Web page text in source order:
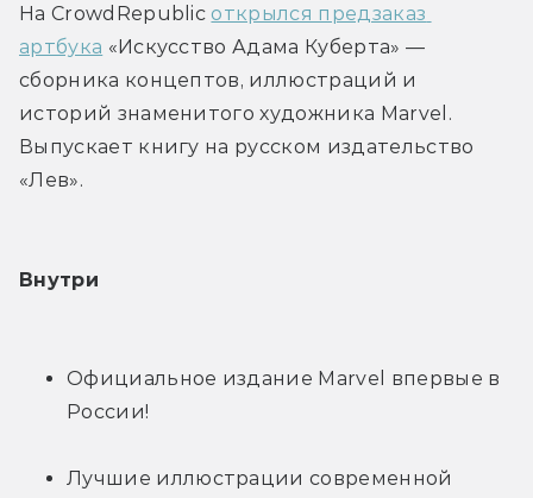
На CrowdRepublic открылся предзаказ
артбука «Искусство Адама Куберта» —
сборника концептов, иллюстраций и
историй знаменитого художника Marvel.
Выпускает книгу на русском издательство
«Лев».
Внутри
Официальное издание Marvel впервые в
России!
Лучшие иллюстрации современной